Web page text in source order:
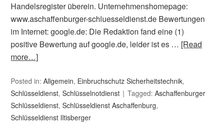
Handelsregister überein. Unternehmenshomepage:
www.aschaffenburger-schluesseldienst.de Bewertungen
im Internet: google.de: Die Redaktion fand eine (1)
positive Bewertung auf google.de, leider ist es … [Read
more…]
Posted in:Allgemein, Einbruchschutz Sicherheitstechnik,
Schlüsseldienst,Schlüsselnotdienst Tagged:Aschaffenburger
Schlüsseldienst,Schlüsseldienst Aschaffenburg,
Schlüsseldienst Iltisberger